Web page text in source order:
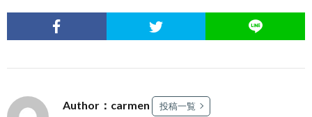
Author：carmen 投稿一覧